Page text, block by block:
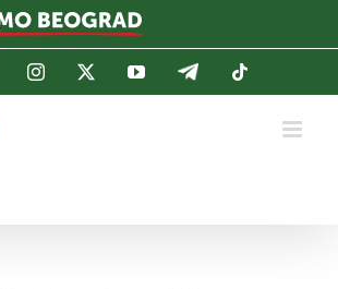
FacebookInstagramTwitterYouTubeTelegram